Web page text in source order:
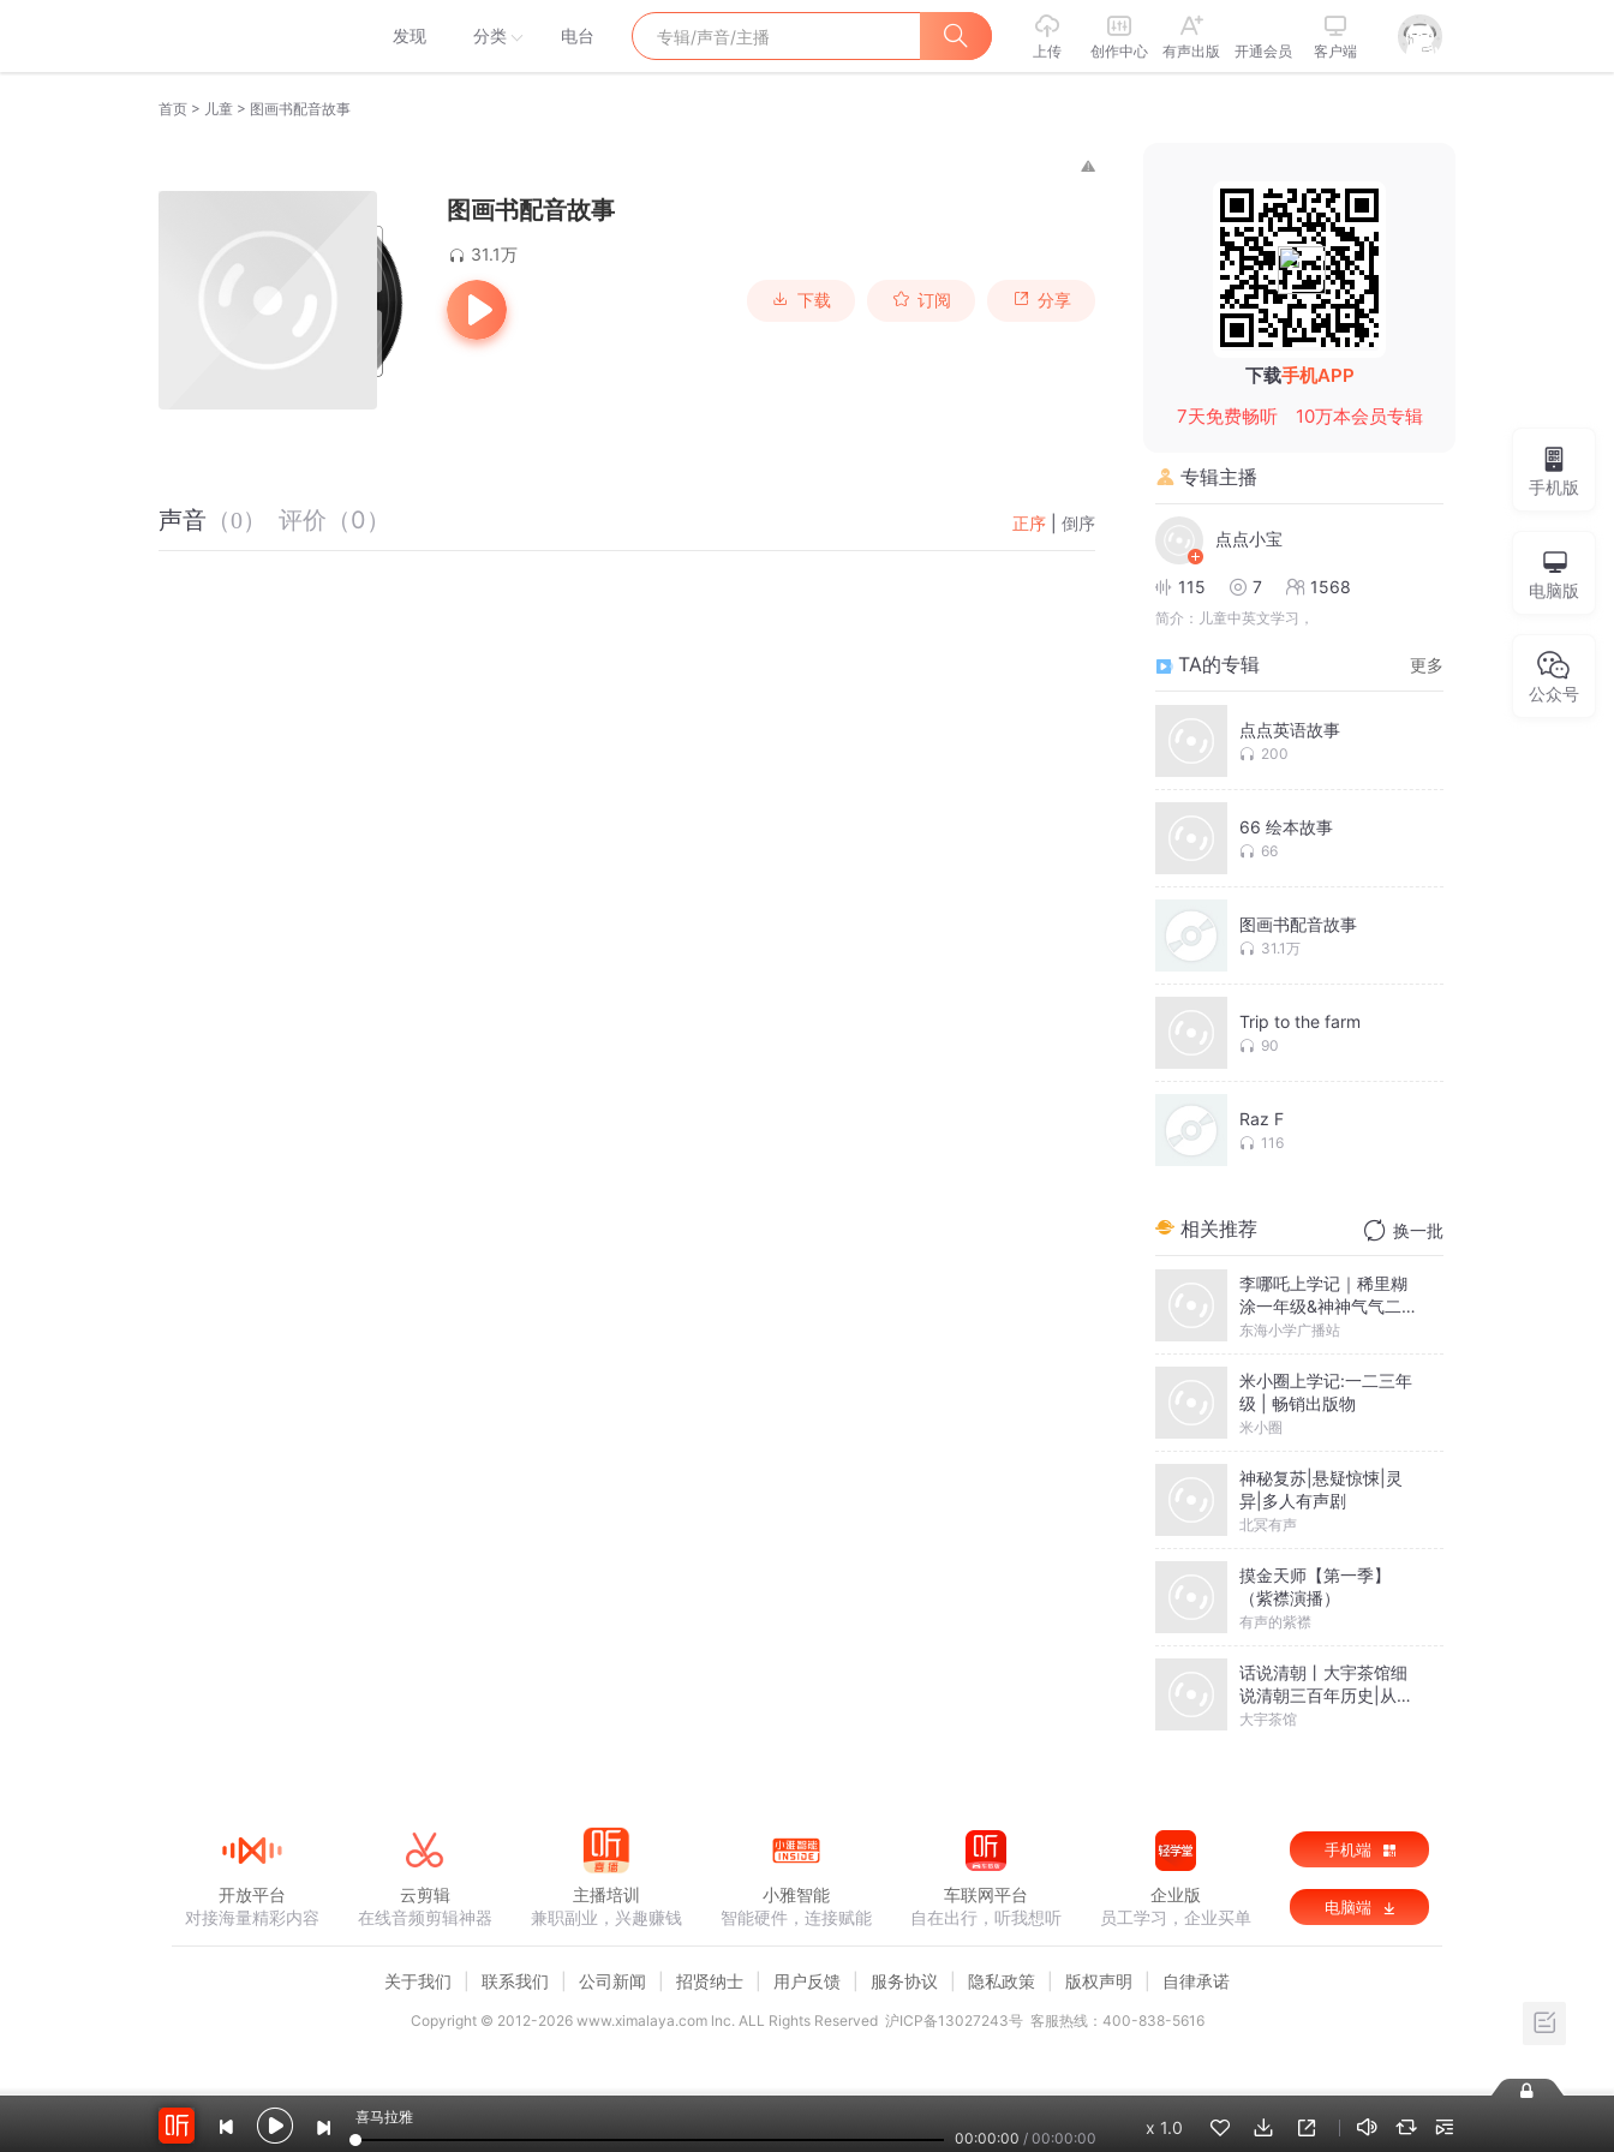
发现 分类 电台
上传 创作中心 有声出版 开通会员 客户端
首页 > 儿童 > 图画书配音故事
图画书配音故事
31.1万
下载 订阅 分享
声音 （0） 评价 （0 ） 正序 倒序
下载手机APP
7天免费畅听
10万本会员专辑
专辑主播
点点小宝
115 7 1568
简介： 儿童中英文学习，
TA的专辑 更多
点点英语故事
200
66 绘本故事
66
图画书配音故事
31.1万
Trip to the farm
90
Raz F
116
相关推荐 换一批
李哪吒上学记｜稀里糊
涂一年级&神神气气二年
级
东海小学广播站
米小圈上学记:一二三年
级 | 畅销出版物
米小圈
神秘复苏|悬疑惊悚|灵
异|多人有声剧
北冥有声
摸金天师【第一季】
（紫襟演播）
有声的紫襟
话说清朝丨大宇茶馆细
说清朝三百年历史|从努
尔哈赤到末代皇帝溥仪|
大宇茶馆
手机版
电脑版
公众号
喜马拉雅
00:00:00 / 00:00:00
x 1.0
开放平台
对接海量精彩内容
云剪辑
在线音频剪辑神器
主播培训
兼职副业，兴趣赚钱
小雅智能
智能硬件，连接赋能
车联网平台
自在出行，听我想听
企业版
员工学习，企业买单
手机端
电脑端
关于我们 联系我们 公司新闻 招贤纳士 用户反馈 服务协议 隐私政策 版权声明 自律承诺
Copyright © 2012-2026www.ximalaya.com lnc. ALL Rights Reserved 沪ICP备13027243号 客服热线：400-838-5616